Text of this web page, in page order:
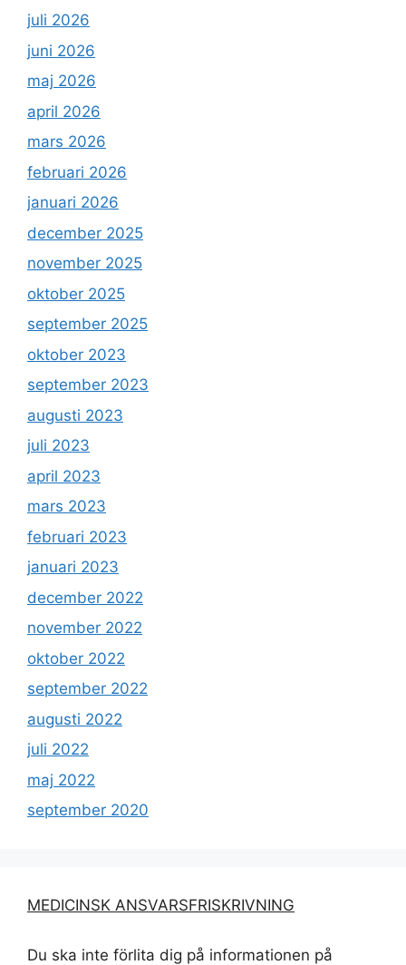
juli 2026
juni 2026
maj 2026
april 2026
mars 2026
februari 2026
januari 2026
december 2025
november 2025
oktober 2025
september 2025
oktober 2023
september 2023
augusti 2023
juli 2023
april 2023
mars 2023
februari 2023
januari 2023
december 2022
november 2022
oktober 2022
september 2022
augusti 2022
juli 2022
maj 2022
september 2020
MEDICINSK ANSVARSFRISKRIVNING
Du ska inte förlita dig på informationen på